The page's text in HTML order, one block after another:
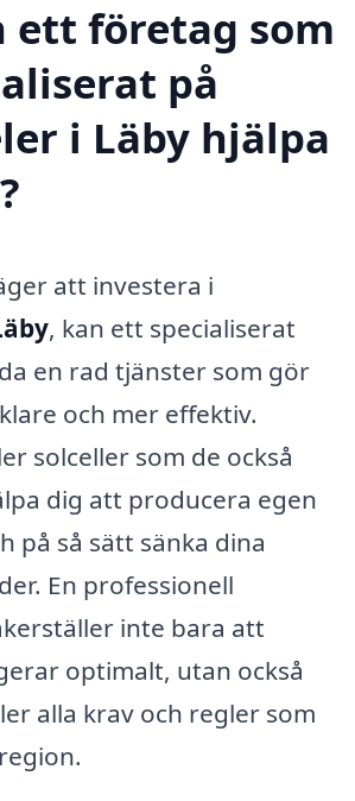
ett företag som
på
i Läby hjälpa
att investera i
, kan ett specialiserat
en rad tjänster som gör
och mer effektiv.
solceller som de också
dig att producera egen
på så sätt sänka dina
En professionell
inte bara att
optimalt, utan också
alla krav och regler som